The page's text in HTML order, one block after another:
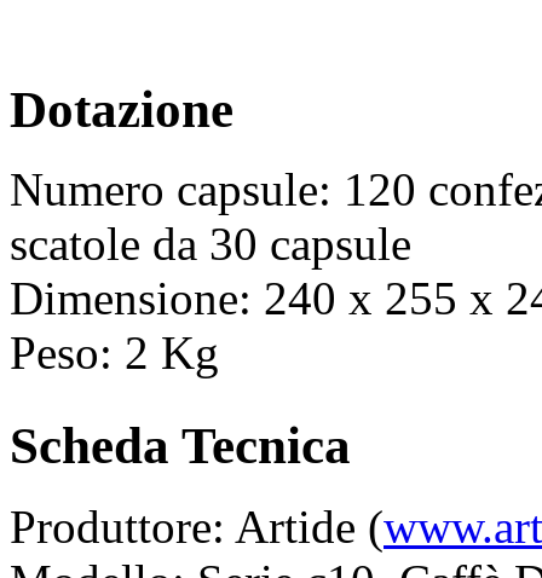
Dotazione
Numero capsule: 120
scatole da 30 capsule
Dimensione: 240 x 255 x
Peso: 2 Kg
Scheda Tecnica
Produttore: Artide (